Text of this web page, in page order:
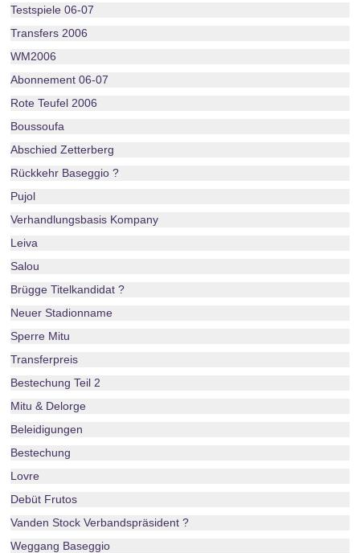
Testspiele 06-07
Transfers 2006
WM2006
Abonnement 06-07
Rote Teufel 2006
Boussoufa
Abschied Zetterberg
Rückkehr Baseggio ?
Pujol
Verhandlungsbasis Kompany
Leiva
Salou
Brügge Titelkandidat ?
Neuer Stadionname
Sperre Mitu
Transferpreis
Bestechung Teil 2
Mitu & Delorge
Beleidigungen
Bestechung
Lovre
Debüt Frutos
Vanden Stock Verbandspräsident ?
Weggang Baseggio